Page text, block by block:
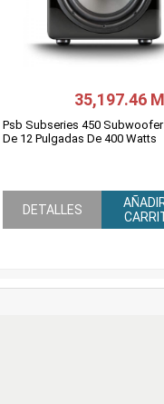
35,197.46
Psb Subseries 450
De 12 Pulgadas De 400 Watts
DETALLES